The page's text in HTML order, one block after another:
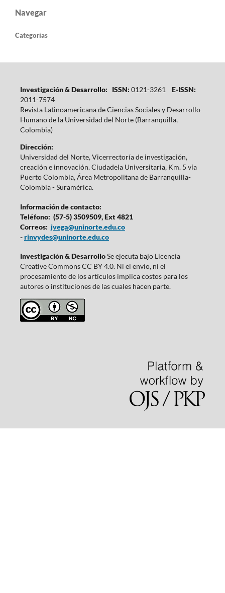
Navegar
Categorías
Investigación & Desarrollo: ISSN: 0121-3261
E-ISSN:
2011-7574
Revista Latinoamericana de Ciencias Sociales y Desarrollo
Humano de la Universidad del Norte (Barranquilla,
Colombia)
Dirección:
Universidad del Norte, Vicerrectoría de investigación,
creación e innovación. Ciudadela Universitaria, Km. 5 vía
Puerto Colombia, Área Metropolitana de Barranquilla-
Colombia - Suramérica.
Información de contacto:
Teléfono: (57-5) 3509509, Ext 4821
Correos: jvega@uninorte.edu.co
-rinvydes@uninorte.edu.co
Investigación & DesarrolloSe ejecuta bajo Licencia
Creative Commons CC BY 4.0. Ni el envío, ni el
procesamiento de los artículos implica costos para los
autores o instituciones de las cuales hacen parte.